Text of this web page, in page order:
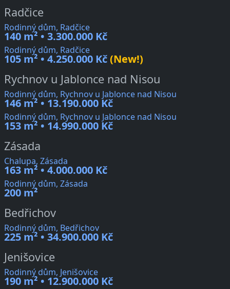
Radčice
Rodinný dům, Radčice
140 m² • 3.300.000 Kč
Rodinný dům, Radčice
105 m² • 4.250.000 Kč(New!)
Rychnov u Jablonce nad Nisou
Rodinný dům, Rychnov u Jablonce nad Nisou
146 m² • 13.190.000 Kč
Rodinný dům, Rychnov u Jablonce nad Nisou
153 m² • 14.990.000 Kč
Zásada
Chalupa, Zásada
163 m² • 4.000.000 Kč
Rodinný dům, Zásada
200 m²
Bedřichov
Rodinný dům, Bedřichov
225 m² • 34.900.000 Kč
Jenišovice
Rodinný dům, Jenišovice
190 m² • 12.900.000 Kč